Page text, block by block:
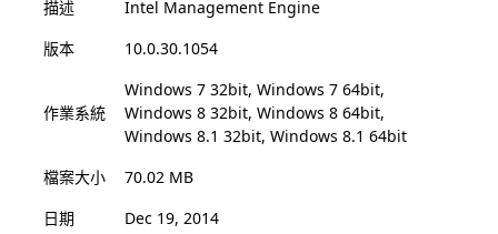
描述
Intel Management Engine
版本
10.0.30.1054
作業系統
Windows 7 32bit, Windows 7 64bit,
Windows 8 32bit, Windows 8 64bit,
Windows 8.1 32bit, Windows 8.1 64bit
檔案大小
70.02 MB
日期
Dec 19, 2014